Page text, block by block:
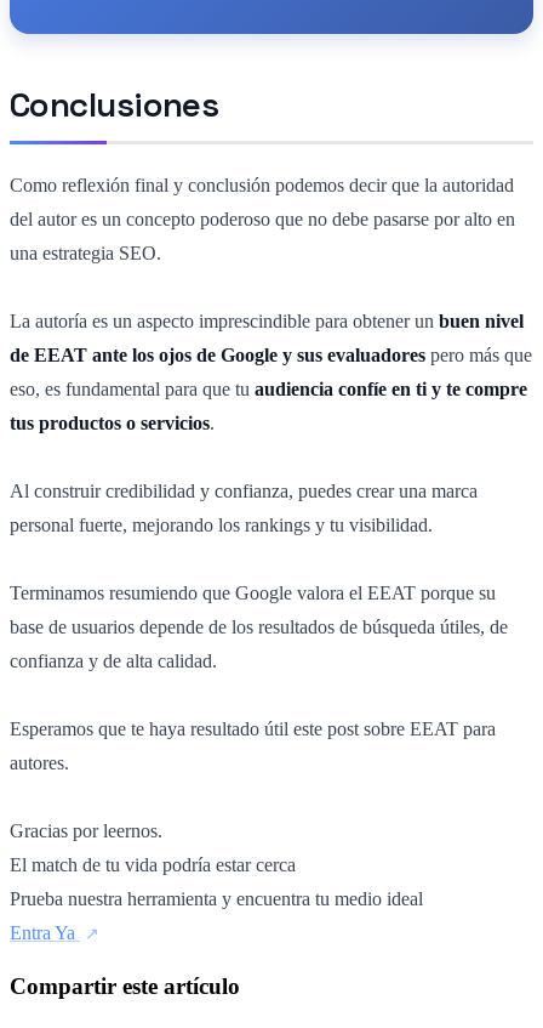
Conclusiones
Como reflexión final y conclusión podemos decir que la autoridad
del autor es un concepto poderoso que no debe pasarse por alto en
una estrategia SEO.
La autoría es un aspecto imprescindible para obtener un buen nivel
de EEAT ante los ojos de Google y sus evaluadores pero más que
eso, es fundamental para que tu audiencia confíe en ti y te compre
tus productos o servicios.
Al construir credibilidad y confianza, puedes crear una marca
personal fuerte, mejorando los rankings y tu visibilidad.
Terminamos resumiendo que Google valora el EEAT porque su
base de usuarios depende de los resultados de búsqueda útiles, de
confianza y de alta calidad.
Esperamos que te haya resultado útil este post sobre EEAT para
autores.
Gracias por leernos.
El match de tu vida podría estar cerca
Prueba nuestra herramienta y encuentra tu medio ideal
Entra Ya
Compartir este artículo